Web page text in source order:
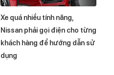
Xe quá nhiều tính năng,
Nissan phải gọi điện cho từng
khách hàng để hướng dẫn sử
dụng